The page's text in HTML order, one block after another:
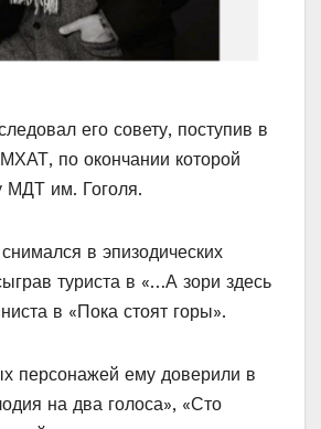
его совету, поступив в
по окончании которой
МДТ им. Гоголя.
в эпизодических
туриста в «…А зори здесь
в «Пока стоят горы».
персонажей ему доверили в
на два голоса», «Сто